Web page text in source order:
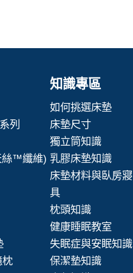
列
絲™纖維)
枕
知識專區
如何挑選床墊
床墊尺寸
獨立筒知識
乳膠床墊知識
床墊材料與臥房寢
具
枕頭知識
健康睡眠教室
失眠症與安眠知識
保潔墊知識